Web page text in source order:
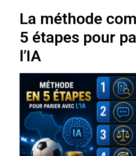
La méthode
5 étapes pour
l’IA